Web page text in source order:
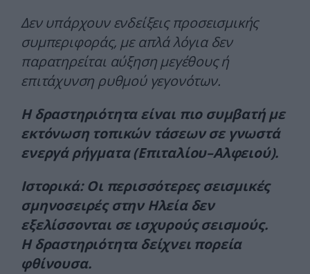
Δεν υπάρχουν ενδείξεις προσεισμικής
συμπεριφοράς, με απλά λόγια δεν
παρατηρείται αύξηση μεγέθους ή
επιτάχυνση ρυθμού γεγονότων.
Η δραστηριότητα είναι πιο συμβατή με
εκτόνωση τοπικών τάσεων σε γνωστά
ενεργά ρήγματα (Επιταλίου–Αλφειού).
Ιστορικά: Οι περισσότερες σεισμικές
σμηνοσειρές στην Ηλεία δεν
εξελίσσονται σε ισχυρούς σεισμούς.
Η δραστηριότητα δείχνει πορεία
φθίνουσα.